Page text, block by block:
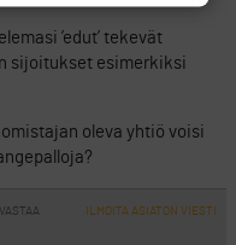
’edut’ tekevät
sijoitukset esimerkiksi
oleva yhtiö voisi
VASTAA ILMOITA ASIATON VIESTI